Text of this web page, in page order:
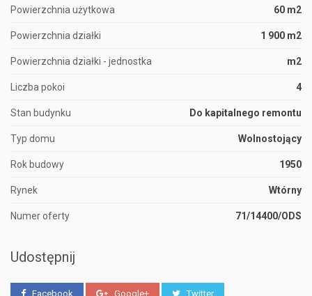
Powierzchnia użytkowa 60 m2
Powierzchnia działki 1 900 m2
Powierzchnia działki - jednostka m2
Liczba pokoi 4
Stan budynku Do kapitalnego remontu
Typ domu Wolnostojący
Rok budowy 1950
Rynek Wtórny
Numer oferty 71/14400/ODS
Udostępnij
Facebook Google+ Twitter